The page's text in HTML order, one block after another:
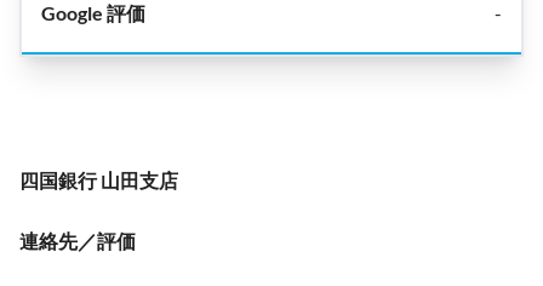
-
四国銀行 山田支店
連絡先／評価